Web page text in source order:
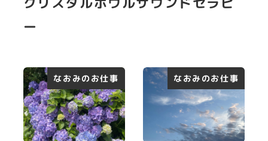
ー
なおみのお仕事 なおみのお仕事